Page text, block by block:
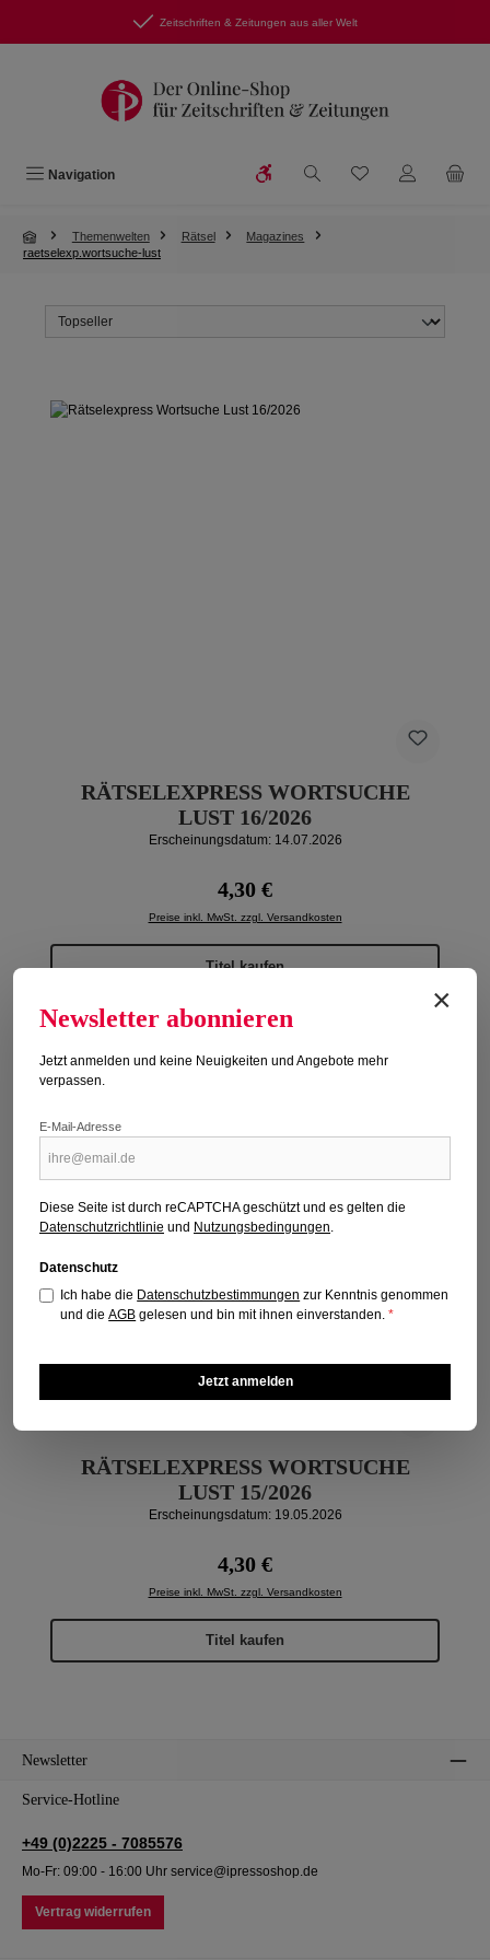
Zum Hauptinhalt springen Zeitschriften & Zeitungen aus aller Welt
Navigation Werkzeugleiste anzeigen
Du hast 0
Themenwelten Rätsel
Magazines
raetselexp.wortsuche-lust
RÄTSELEXPRESS WORTSUCHE
LUST 16/2026
Erscheinungsdatum: 14.07.2026
Regulärer Preis:
4,30 €
Preise inkl. MwSt. zzgl. Versandkosten
Titel kaufen
RÄTSELEXPRESS WORTSUCHE
LUST 15/2026
Erscheinungsdatum: 19.05.2026
Regulärer Preis:
4,30 €
Preise inkl. MwSt. zzgl. Versandkosten
Titel kaufen
Newsletter
Service-Hotline
+49 (0)2225 - 7085576
Mo-Fr: 09:00 - 16:00 Uhr service@ipressoshop.de
Vertrag widerrufen
×
Newsletter abonnieren
Jetzt anmelden und keine Neuigkeiten und Angebote mehr
verpassen.
E-Mail-Adresse
Diese Seite ist durch reCAPTCHA geschützt und es gelten die
Datenschutzrichtlinie und Nutzungsbedingungen.
Datenschutz
Ich habe die Datenschutzbestimmungen zur Kenntnis genommen
und dieAGB gelesen und bin mit ihnen einverstanden.*
Jetzt anmelden